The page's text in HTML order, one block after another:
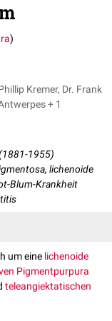
)
Kremer, Dr. Frank
Antwerpes + 1
1955)
lichenoide
Blum-Krankheit
um eine lichenoide
Pigmentpurpura
teleangiektatischen